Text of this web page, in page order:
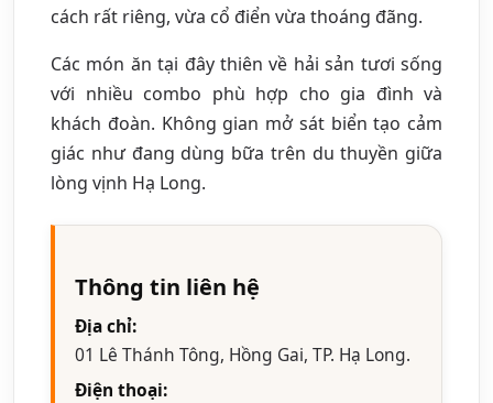
cách rất riêng, vừa cổ điển vừa thoáng đãng.
Các món ăn tại đây thiên về hải sản tươi sống
với nhiều combo phù hợp cho gia đình và
khách đoàn. Không gian mở sát biển tạo cảm
giác như đang dùng bữa trên du thuyền giữa
lòng vịnh Hạ Long.
Thông tin liên hệ
Địa chỉ:
01 Lê Thánh Tông, Hồng Gai, TP. Hạ Long.
Điện thoại: